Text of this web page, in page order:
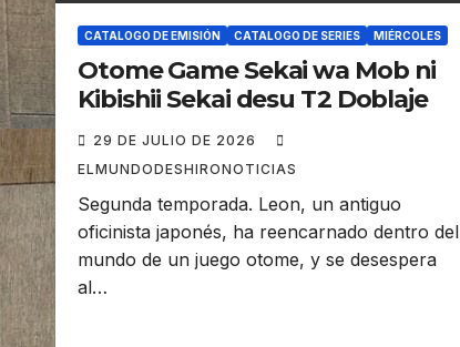
CATALOGO DE EMISIÓN CATALOGO DE SERIES MIÉRCOLES
Otome Game Sekai wa Mob ni
Kibishii Sekai desu T2 Doblaje
29 DE JULIO DE 2026
ELMUNDODESHIRONOTICIAS
Segunda temporada. Leon, un antiguo
oficinista japonés, ha reencarnado dentro del
mundo de un juego otome, y se desespera
al…